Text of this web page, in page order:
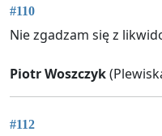
#110
Nie zgadzam się z
Piotr Woszczyk
#112